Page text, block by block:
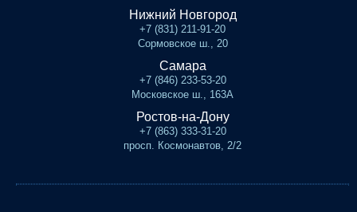
Нижний Новгород
+7 (831) 211-91-20
Сормовское ш., 20
Самара
+7 (846) 233-53-20
Московское ш., 163А
Ростов-на-Дону
+7 (863) 333-31-20
просп. Космонавтов, 2/2